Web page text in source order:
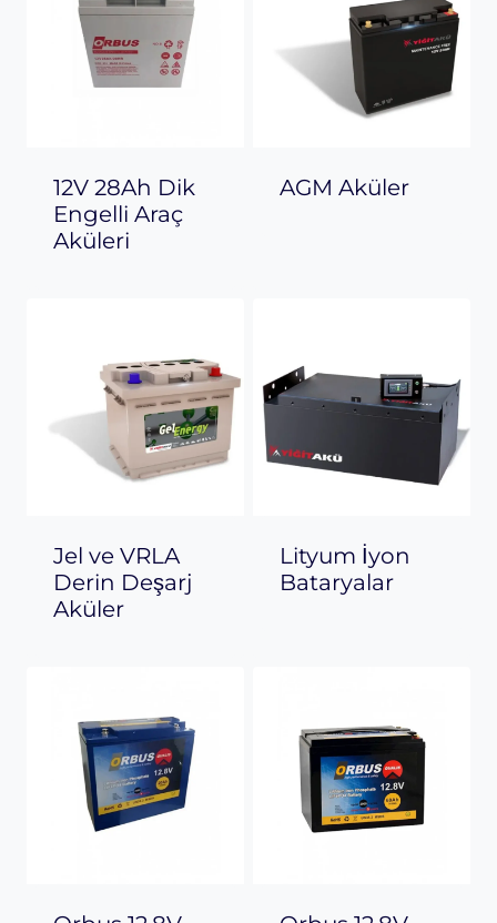
12V 28Ah Dik
Engelli Araç
Aküleri
AGM Aküler
Jel ve VRLA
Derin Deşarj
Aküler
Lityum İyon
Bataryalar